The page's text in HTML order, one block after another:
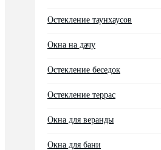
Остекление таунхаусов
Окна на дачу
Остекление беседок
Остекление террас
Окна для веранды
Окна для бани